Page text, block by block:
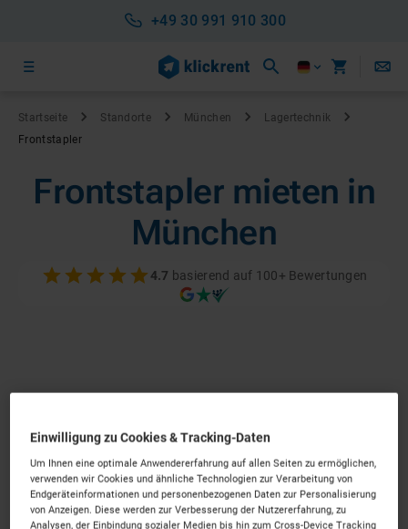
+49 30 991 910 300
Startseite Standorte München
Lagertechnik
Frontstapler
Frontstapler mieten in
München
4.7 basierend auf 100+ Bewertungen
Frontstapler mieten in München
Einwilligung zu Cookies & Tracking-Daten
Um Ihnen eine optimale Anwendererfahrung auf allen Seiten zu ermöglichen,
verwenden wir Cookies und ähnliche Technologien zur Verarbeitung von
Endgeräteinformationen und personenbezogenen Daten zur Personalisierung
von Anzeigen. Diese werden zur Verbesserung der Nutzererfahrung, zu
Analysen, der Einbindung sozialer Medien bis hin zum Cross-Device Tracking